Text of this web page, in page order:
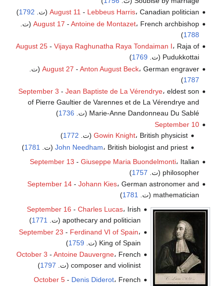
August 11 - Lebbeus Harris، Canadian politician (ت. 1792
)
August 17 - Antoine de Montazet، French archbishop (ت.
1788
)
August 25- Vijaya Raghunatha Raya Tondaiman I، Raja of
Pudukkottai (ت.
1769
)
August 27 - Anton August Beck، German engraver (ت.
1787
)
September 3 - Jean Baptiste de La Vérendrye، eldest son
of Pierre Gaultier de Varennes et de La Vérendrye and
Marie-Anne Dandonneau Du Sablé (ت.
1736
)
September 10
Gowin Knight، British physicist (ت. 1772
)
John Needham، British biologist and priest (ت. 1781
)
September 13 - Giuseppe Maria Buondelmonti، Italian
philosopher (ت.
1757
)
September 14- Johann Kies، German astronomer and
mathematician (ت.
1781
)
September 16 -Charles Lucas، Irish
apothecary and politician (ت.
1771
)
September 23 - Ferdinand VI of Spain،
King of Spain (ت.
1759
)
October 3 -Antoine Dauvergne، French
composer and violinist (ت.
1797
)
October 5 - Denis Diderot، French